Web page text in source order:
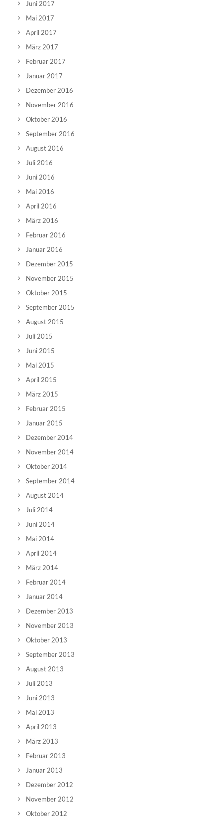
Juni 2017
Mai 2017
April 2017
März 2017
Februar 2017
Januar 2017
Dezember 2016
November 2016
Oktober 2016
September 2016
August 2016
Juli 2016
Juni 2016
Mai 2016
April 2016
März 2016
Februar 2016
Januar 2016
Dezember 2015
November 2015
Oktober 2015
September 2015
August 2015
Juli 2015
Juni 2015
Mai 2015
April 2015
März 2015
Februar 2015
Januar 2015
Dezember 2014
November 2014
Oktober 2014
September 2014
August 2014
Juli 2014
Juni 2014
Mai 2014
April 2014
März 2014
Februar 2014
Januar 2014
Dezember 2013
November 2013
Oktober 2013
September 2013
August 2013
Juli 2013
Juni 2013
Mai 2013
April 2013
März 2013
Februar 2013
Januar 2013
Dezember 2012
November 2012
Oktober 2012